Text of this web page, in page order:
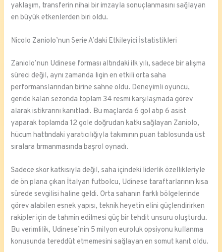
yaklaşım, transferin nihai bir imzayla sonuçlanmasını sağlayan
en büyük etkenlerden biri oldu.
Nicolo Zaniolo’nun Serie A’daki Etkileyici İstatistikleri
Zaniolo’nun Udinese forması altındaki ilk yılı, sadece bir alışma
süreci değil, aynı zamanda ligin en etkili orta saha
performanslarından birine sahne oldu. Deneyimli oyuncu,
geride kalan sezonda toplam 34 resmi karşılaşmada görev
alarak istikrarını kanıtladı. Bu maçlarda 6 gol atıp 6 asist
yaparak toplamda 12 gole doğrudan katkı sağlayan Zaniolo,
hücum hattındaki yaratıcılığıyla takımının puan tablosunda üst
sıralara tırmanmasında başrol oynadı.
Sadece skor katkısıyla değil, saha içindeki liderlik özellikleriyle
de ön plana çıkan İtalyan futbolcu, Udinese taraftarlarının kısa
sürede sevgilisi haline geldi. Orta sahanın farklı bölgelerinde
görev alabilen esnek yapısı, teknik heyetin elini güçlendirirken
rakipler için de tahmin edilmesi güç bir tehdit unsuru oluşturdu.
Bu verimlilik, Udinese’nin 5 milyon euroluk opsiyonu kullanma
konusunda tereddüt etmemesini sağlayan en somut kanıt oldu.